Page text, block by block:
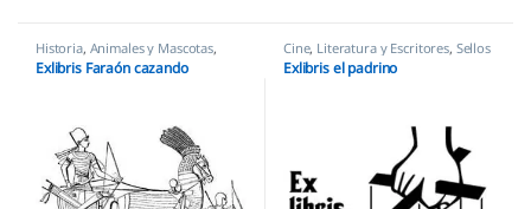
Historia, Animales y Mascotas,
Sellos Ex Libris
Exlibris Faraón cazando
Cine, Literatura y Escritores, Sellos
Ex Libris
Exlibris el padrino